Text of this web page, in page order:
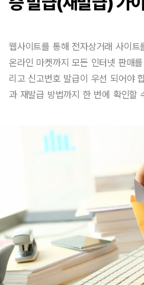
웹사이트를 통해 전자상거래 사이
온라인 마켓까지 모든 인터넷 판매
리고 신고번호 발급이 우선 되어야
과 재발급 방법까지 한 번에 확인할